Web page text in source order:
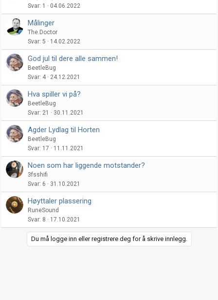
Svar 1 04.06.2022
Målinger
The.Doctor
Svar 5 14.02.2022
God jul til dere alle sammen!
BeetleBug
Svar 4 24.12.2021
Hva spiller vi på?
BeetleBug
Svar 21 30.11.2021
Agder Lydlag til Horten
BeetleBug
Svar 17 11.11.2021
Noen som har liggende motstander?
3fsshifi
Svar 6 31.10.2021
Høyttaler plassering
RuneSound
Svar 8 17.10.2021
Du må logge inn eller registrere deg for å skrive innlegg.